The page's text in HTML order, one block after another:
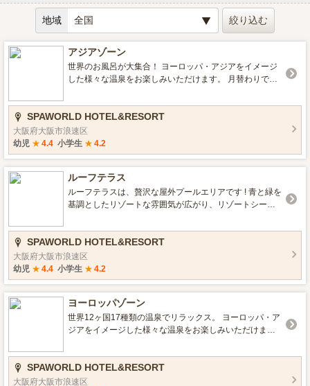
地域
アジアゾーン
世界のお風呂が大集合！ ヨーロッパ・アジアをイメージ
した様々な温泉をお楽しみいただけます。 月替わりで男
ただけます。
SPAWORLD HOTEL&RESORT
大阪府大阪市浪速区
幼児 ★ 4.4 小学生 ★ 4.2
ルーフテラス
ルーフテラスは、贅沢な屋外プールエリアです ! 青と緑を
基調としたリゾートな雰囲気が広がり、リゾートシート
リーンのパラソルを立てれば、まさに絶好の写真映えス
ポットとなります。都会の中にいることを忘れる、まる
で海外で旅をしているような雰囲気が特長です。 ルーフ
テラスで特別なリゾート体験をお楽しみください !
SPAWORLD HOTEL&RESORT
大阪府大阪市浪速区
幼児 ★ 4.4 小学生 ★ 4.2
ヨーロッパゾーン
世界12ヶ国17種類の温泉でリラックス。 ヨーロッパ・ア
ジアをイメージした様々な温泉をお楽しみいただけま
囲気でお楽しみいただけます。
SPAWORLD HOTEL&RESORT
大阪府大阪市浪速区